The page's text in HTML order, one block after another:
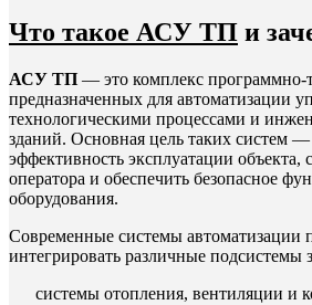
Что такое АСУ ТП и
АСУ ТП — это комплекс программно-
предназначенных для автоматизации
технологическими процессами и
зданий. Основная цель таких систем
эффективность эксплуатации объекта,
оператора и обеспечить безопасное
оборудования.
Современные системы автоматизации
интегрировать различные подсистемы
системы отопления, вентиляции и